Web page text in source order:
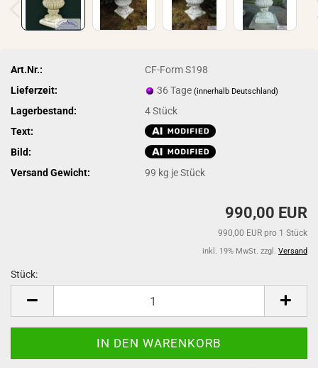
Art.Nr.:
CF-Form S198
Lieferzeit:
36 Tage(innerhalb Deutschland)
Lagerbestand: 4Stück
Text:
Bild:
Versand Gewicht:
99 kg je Stück
990,00 EUR
990,00 EUR pro 1 Stück
inkl. 19% MwSt. zzgl. Versand
Stück: